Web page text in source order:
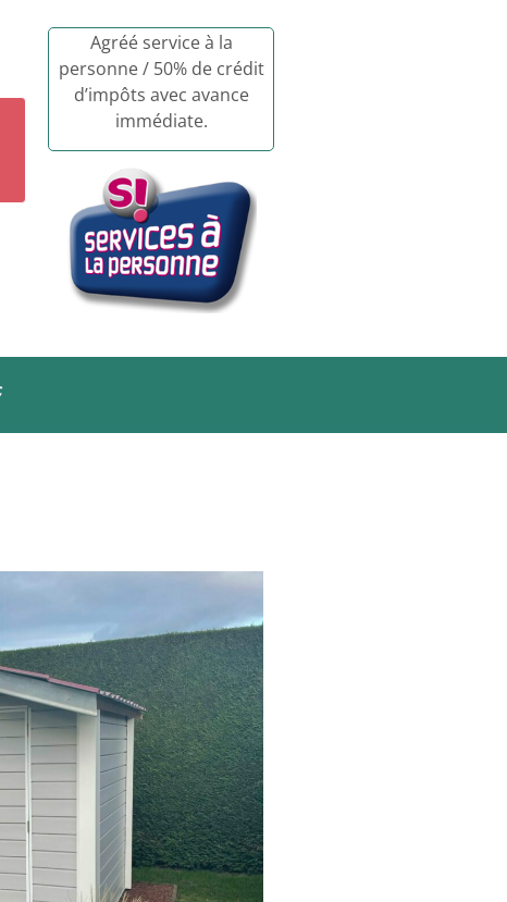
Agréé service à la
personne / 50% de crédit
d’impôts avec avance
immédiate.